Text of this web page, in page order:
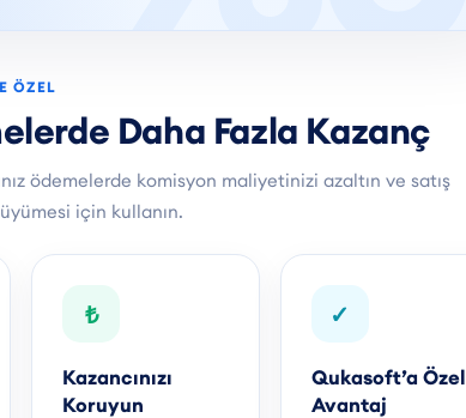
ÖZEL
Daha Fazla Kazanç
ödemelerde komisyon maliyetinizi azaltın ve satış
için kullanın.
₺
Kazancınızı
Koruyun
✓
Qukasoft’a Özel
Avantaj